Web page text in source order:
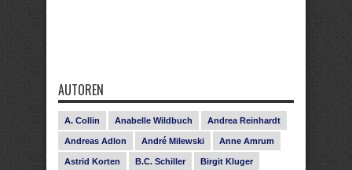
AUTOREN
A. Collin Anabelle Wildbuch Andrea Reinhardt
Andreas Adlon André Milewski Anne Amrum
Astrid Korten B.C. Schiller Birgit Kluger